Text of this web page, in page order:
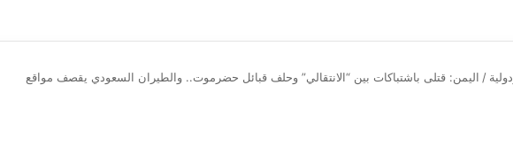
/ اليمن: قتلى باشتباكات بين “الانتقالي” وحلف قبائل حضرموت.. والطيران السعودي يقصف مواقع